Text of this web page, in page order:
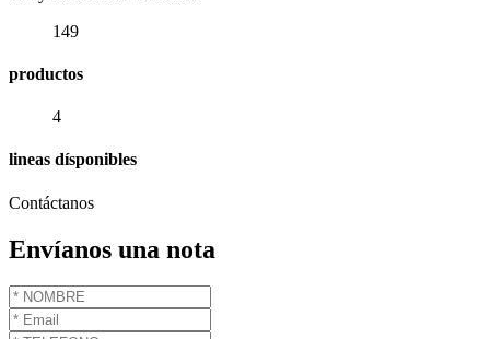
149
productos
4
lineas dísponibles
Contáctanos
Envíanos una nota